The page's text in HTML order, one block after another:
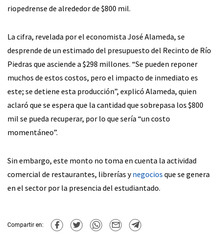
riopedrense de alrededor de $800 mil.
La cifra, revelada por el economista José Alameda, se
desprende de un estimado del presupuesto del Recinto de Río
Piedras que asciende a $298 millones. “Se pueden reponer
muchos de estos costos, pero el impacto de inmediato es
este; se detiene esta producción”, explicó Alameda, quien
aclaró que se espera que la cantidad que sobrepasa los $800
mil se pueda recuperar, por lo que sería “un costo
momentáneo”.
Sin embargo, este monto no toma en cuenta la actividad
comercial de restaurantes, librerías ynegocios que se genera
en el sector por la presencia del estudiantado.
Compartir en: